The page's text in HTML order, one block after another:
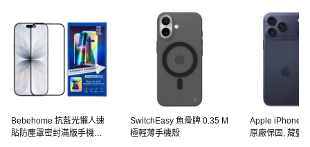
Bebehome 抗藍光懶人速
貼防塵罩密封滿版手機玻
SwitchEasy 魚骨牌 0.35 M
極輕薄手機殼
Apple iPhone
原廠保固, 藏藍